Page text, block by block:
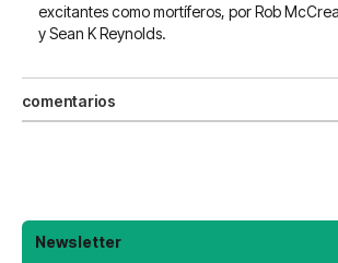
excitantes como mortíferos, por Rob
y Sean K Reynolds.
comentarios
Newsletter